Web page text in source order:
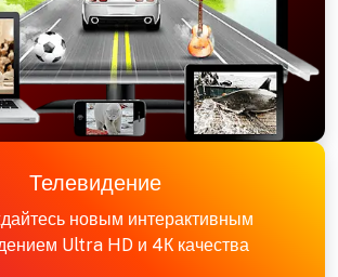
Телевидение
новым интерактивным
Ultra HD и 4К качества